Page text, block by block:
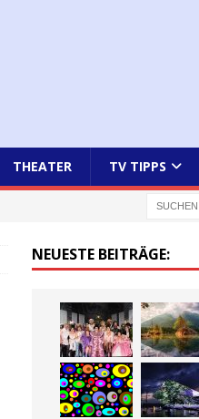
THEATER TV TIPPS
NEUESTE BEITRÄGE: